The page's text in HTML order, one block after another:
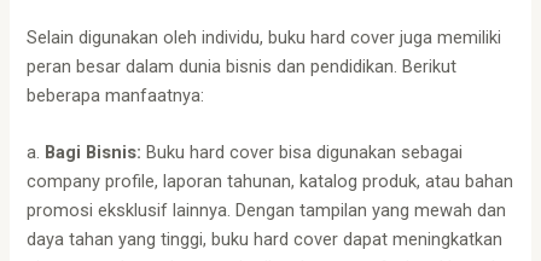
Selain digunakan oleh individu, buku hard cover juga memiliki
peran besar dalam dunia bisnis dan pendidikan. Berikut
beberapa manfaatnya:
a. Bagi Bisnis: Buku hard cover bisa digunakan sebagai
company profile, laporan tahunan, katalog produk, atau bahan
promosi eksklusif lainnya. Dengan tampilan yang mewah dan
daya tahan yang tinggi, buku hard cover dapat meningkatkan